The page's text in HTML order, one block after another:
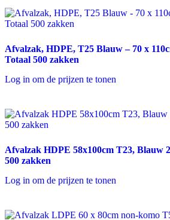
Afvalzak, HDPE, T25 Blauw – 70 x
Totaal 500 zakken
Log in om de prijzen te tonen
Afvalzak HDPE 58x100cm T23, Blauw
500 zakken
Log in om de prijzen te tonen